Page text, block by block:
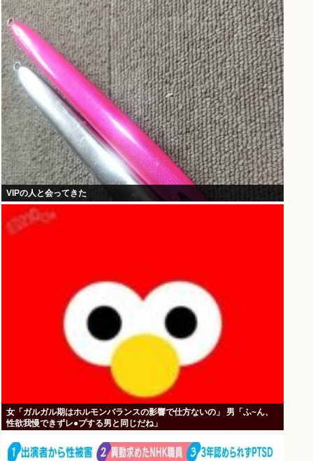
VIPの人と会ってきた
女「ガルガル期はホルモンバランスの影響で仕方ないの」 男「ふ~ん、
性欲我慢できずレ●プする男と同じだね」